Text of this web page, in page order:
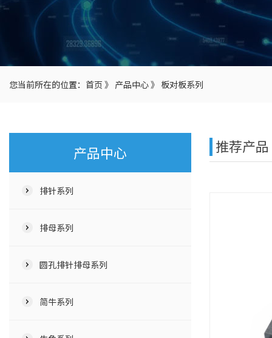
您当前所在的位置： 首页 》 产品中心》 板对板系列
产品中心
排针系列
排母系列
圆孔排针排母系列
简牛系列
推荐产品